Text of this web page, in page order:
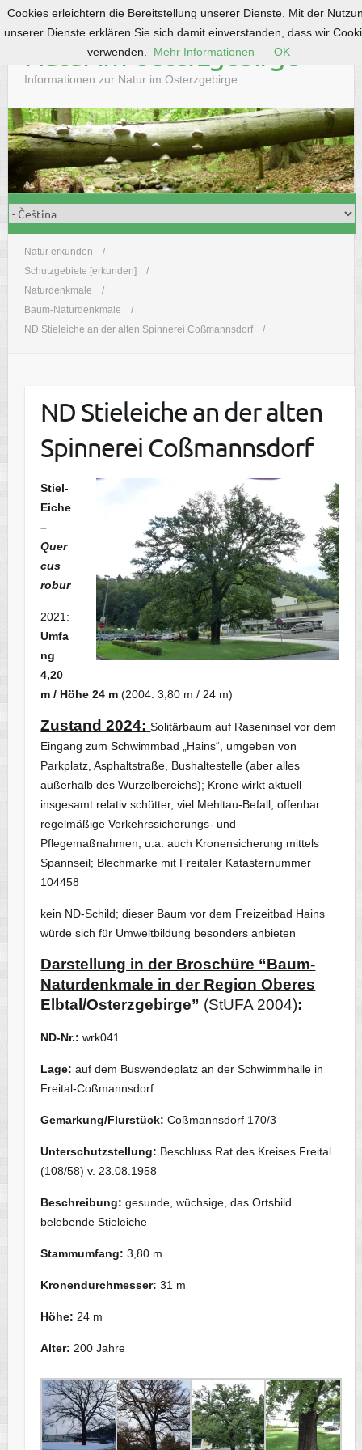
S
k
o
c
o
Natur im Osterzgebirge
Informationen zur Natur im Osterzgebirge
Natur erkunden
Schutzgebiete [erkunden]
Naturdenkmale
Baum-Naturdenkmale
ND Stieleiche an der alten Spinnerei Coßmannsdorf
ND Stieleiche an der alten
Spinnerei Coßmannsdorf
Stiel-
Eiche
–
Quer
cus
robur
2021:
Umfa
ng
4,20
m / Höhe 24 m(2004: 3,80 m / 24 m)
Zustand 2024: Solitärbaum auf Raseninsel vor dem
Eingang zum Schwimmbad „Hains“, umgeben von
Parkplatz, Asphaltstraße, Bushaltestelle (aber alles
außerhalb des Wurzelbereichs); Krone wirkt aktuell
insgesamt relativ schütter, viel Mehltau-Befall; offenbar
regelmäßige Verkehrssicherungs- und
Pflegemaßnahmen, u.a. auch Kronensicherung mittels
Spannseil; Blechmarke mit Freitaler Katasternummer
104458
kein ND-Schild; dieser Baum vor dem Freizeitbad Hains
würde sich für Umweltbildung besonders anbieten
Darstellung in der Broschüre “Baum-
Naturdenkmale in der Region Oberes
Elbtal/Osterzgebirge” (StUFA 2004):
ND-Nr.: wrk041
Lage: auf dem Buswendeplatz an der Schwimmhalle in
Freital-Coßmannsdorf
Gemarkung/Flurstück: Coßmannsdorf 170/3
Unterschutzstellung: Beschluss Rat des Kreises Freital
(108/58) v. 23.08.1958
Beschreibung: gesunde, wüchsige, das Ortsbild
belebende Stieleiche
Stammumfang: 3,80 m
Kronendurchmesser: 31 m
Höhe: 24 m
Alter: 200 Jahre
Cookies erleichtern die Bereitstellung unserer Dienste. Mit der
unserer Dienste erklären Sie sich damit einverstanden, dass wir
verwenden.
Mehr Informationen OK